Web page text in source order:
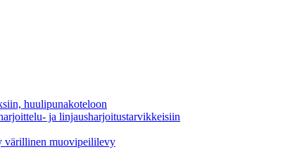
huulipunakoteloon
ja linjausharjoitustarvikkeisiin
värillinen muovipeililevy